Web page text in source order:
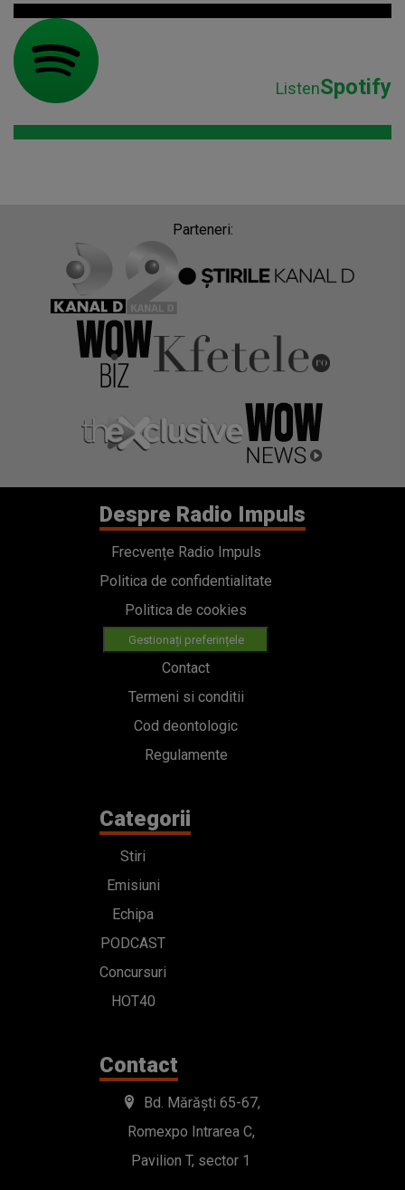
ListenSpotify
Parteneri:
Despre Radio Impuls
Frecvențe Radio Impuls
Politica de confidentialitate
Politica de cookies
Gestionați preferințele
Contact
Termeni si conditii
Cod deontologic
Regulamente
Categorii
Stiri
Emisiuni
Echipa
PODCAST
Concursuri
HOT40
Contact
Bd. Mărăști 65-67,
Romexpo Intrarea C,
Pavilion T, sector 1